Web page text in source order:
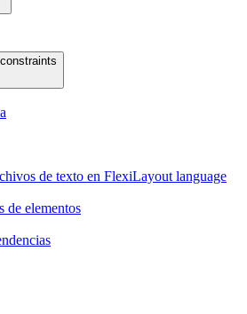
de texto en FlexiLayout language
de elementos